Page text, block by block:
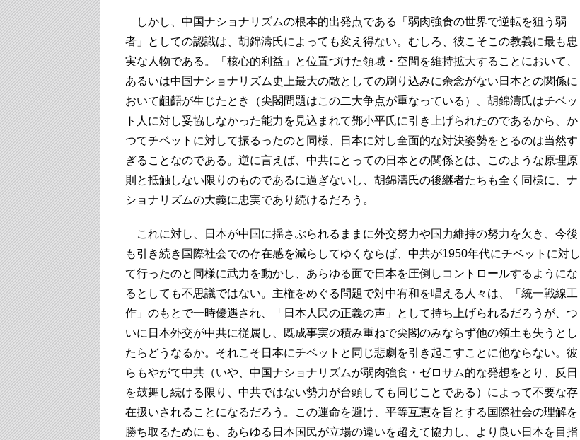
しかし、中国ナショナリズムの根本的出発点である「弱肉強食の世界で逆転を狙う弱
者」としての認識は、胡錦濤氏によっても変え得ない。むしろ、彼こそこの教義に最も忠
実な人物である。「核心的利益」と位置づけた領域・空間を維持拡大することにおいて、
あるいは中国ナショナリズム史上最大の敵としての刷り込みに余念がない日本との関係に
おいて齟齬が生じたとき（尖閣問題はこの二大争点が重なっている）、胡錦濤氏はチベッ
ト人に対し妥協しなかった能力を見込まれて鄧小平氏に引き上げられたのであるから、か
つてチベットに対して振るったのと同様、日本に対し全面的な対決姿勢をとるのは当然す
ぎることなのである。逆に言えば、中共にとっての日本との関係とは、このような原理原
則と抵触しない限りのものであるに過ぎないし、胡錦濤氏の後継者たちも全く同様に、ナ
ショナリズムの大義に忠実であり続けるだろう。
これに対し、日本が中国に揺さぶられるままに外交努力や国力維持の努力を欠き、今後
も引き続き国際社会での存在感を減らしてゆくならば、中共が1950年代にチベットに対し
て行ったのと同様に武力を動かし、あらゆる面で日本を圧倒しコントロールするようにな
るとしても不思議ではない。主権をめぐる問題で対中宥和を唱える人々は、「統一戦線工
作」のもとで一時優遇され、「日本人民の正義の声」として持ち上げられるだろうが、つ
いに日本外交が中共に従属し、既成事実の積み重ねで尖閣のみならず他の領土も失うとし
たらどうなるか。それこそ日本にチベットと同じ悲劇を引き起こすことに他ならない。彼
らもやがて中共（いや、中国ナショナリズムが弱肉強食・ゼロサム的な発想をとり、反日
を鼓舞し続ける限り、中共ではない勢力が台頭しても同じことである）によって不要な存
在扱いされることになるだろう。この運命を避け、平等互恵を旨とする国際社会の理解を
勝ち取るためにも、あらゆる日本国民が立場の違いを超えて協力し、より良い日本を目指